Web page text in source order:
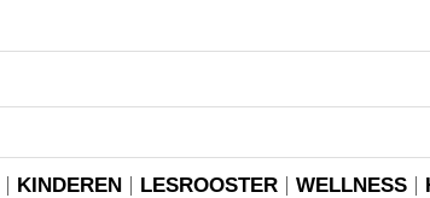
KINDEREN LESROOSTER WELLNESS